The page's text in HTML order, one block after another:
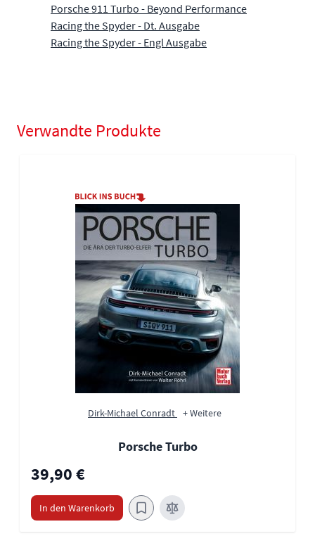
Porsche 911 Turbo - Beyond Performance
Racing the Spyder - Dt. Ausgabe
Racing the Spyder - Engl Ausgabe
Verwandte Produkte
Dirk-Michael Conradt + Weitere
Porsche Turbo
39,90 €
In den Warenkorb